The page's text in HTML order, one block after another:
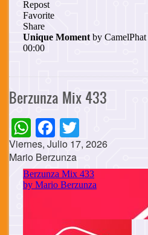
Berzunza Mix 433
WhatsApp
Facebook
Viernes, Julio 17, 2026
Mario Berzunza
Cuerpo